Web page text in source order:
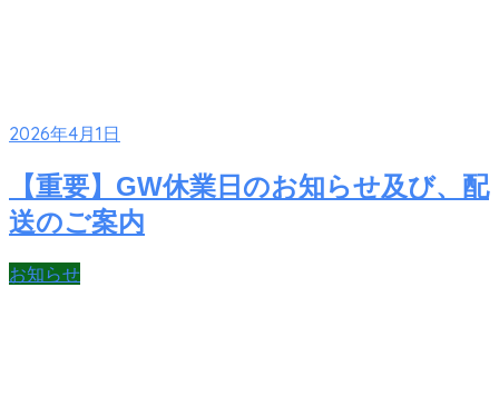
2026年4月1日
【重要】GW休業日のお知らせ及び、配
送のご案内
お知らせ